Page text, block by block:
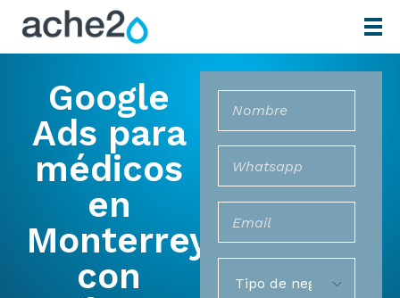
Google
Ads para
médicos
en
Monterrey
con